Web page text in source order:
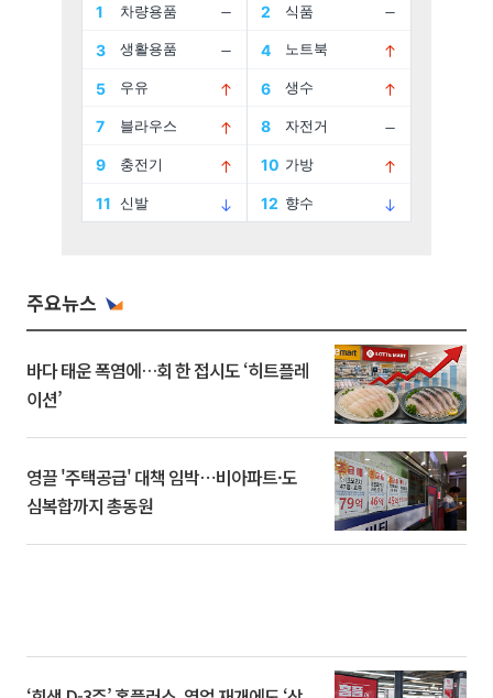
주요뉴스
바다 태운 폭염에…회 한 접시도 ‘히트플레
이션’
영끌 '주택공급' 대책 임박⋯비아파트·도
심복합까지 총동원